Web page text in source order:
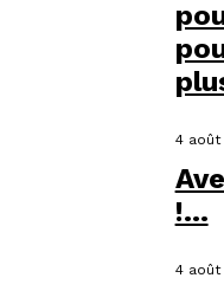
4 août
!...
4 août